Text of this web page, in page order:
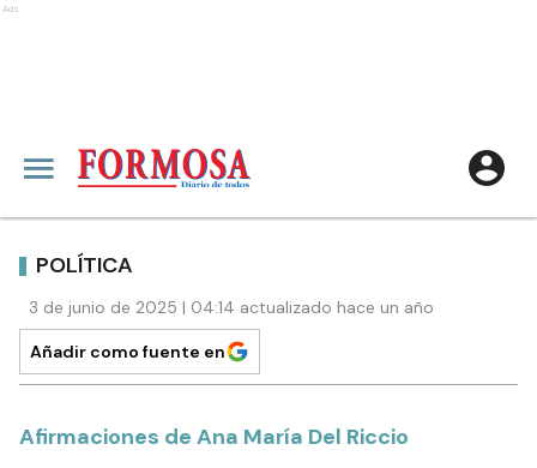
Ads
POLÍTICA
3 de junio de 2025 | 04:14 actualizado hace un año
Añadir como fuente en
Afirmaciones de Ana María Del Riccio